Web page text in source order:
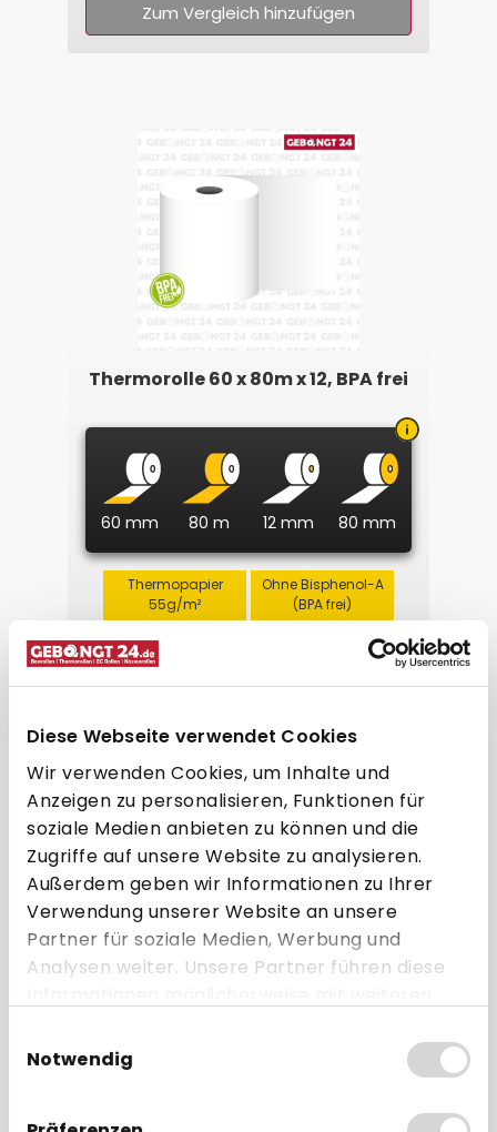
Diese Webseite verwendet Cookies
Wir verwenden Cookies, um Inhalte und
Anzeigen zu personalisieren, Funktionen für
soziale Medien anbieten zu können und die
Zugriffe auf unsere Website zu analysieren.
Außerdem geben wir Informationen zu Ihrer
Verwendung unserer Website an unsere
Partner für soziale Medien, Werbung und
Analysen weiter. Unsere Partner führen diese
haben oder die sie im Rahmen Ihrer Nutzung
der Dienste gesammelt haben.
Notwendig
Zum Vergleich hinzufügen
Thermorolle 60 x 80m x 12, BPA frei
60 mm 80 m 12 mm 80 mm
Thermopapier
55g/m²
Ohne Bisphenol-A
(BPA frei)
ohne Aufdruck
(blanko)
Direkt zum Artikel
Zum Vergleich hinzufügen
Extra starkes Papier